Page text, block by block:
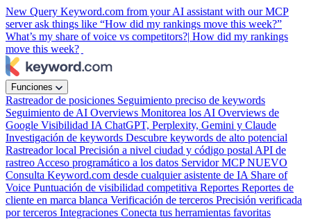
New Query Keyword.com from your AI assistant with our MCP
server ask things like “How did my rankings move this week?”
What’s my share of voice vs competitors?| How did my rankings
move this week?
Funciones
Rastreador de posiciones Seguimiento preciso de keywords
Seguimiento de AI Overviews Monitorea los AI Overviews de
Google Visibilidad IA ChatGPT, Perplexity, Gemini y Claude
Investigación de keywords Descubre keywords de alto potencial
Rastreador local Precisión a nivel ciudad y código postal API de
rastreo Acceso programático a los datos Servidor MCPNUEVO
Consulta Keyword.com desde cualquier asistente de IA Share of
Voice Puntuación de visibilidad competitiva Reportes Reportes de
cliente en marca blanca Verificación de terceros Precisión verificada
por terceros Integraciones Conecta tus herramientas favoritas